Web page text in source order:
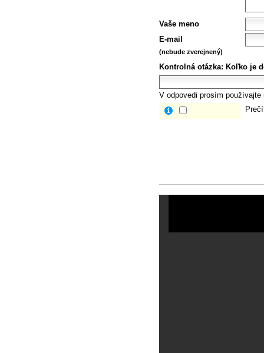
Vaše meno
E-mail
(nebude zverejnený)
Kontrolná otázka: Koľko je
V odpovedi prosím